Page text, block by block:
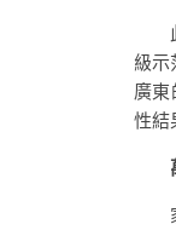
級示
廣
性結